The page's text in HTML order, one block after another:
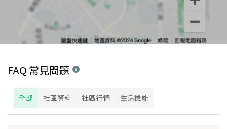
FAQ 常見問題
全部 社區資料 社區行情 生活機能